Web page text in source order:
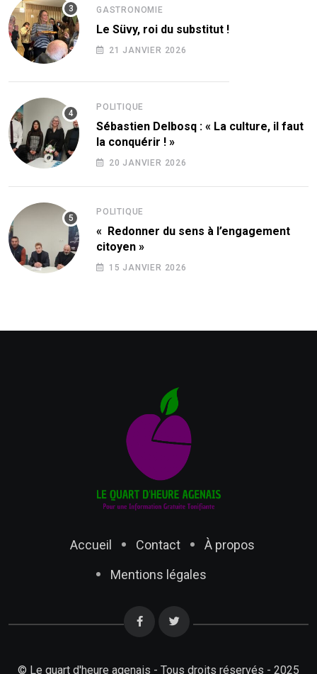
GASTRONOMIE
Le Süvy, roi du substitut !
21 JANVIER 2026
POLITIQUE
Sébastien Delbosq : « La culture, il faut
la conquérir ! »
20 JANVIER 2026
POLITIQUE
« Redonner du sens à l’engagement
citoyen »
15 JANVIER 2026
Accueil Contact
À propos
Mentions légales
© Le quart d'heure agenais - Tous droits réservés - 2025